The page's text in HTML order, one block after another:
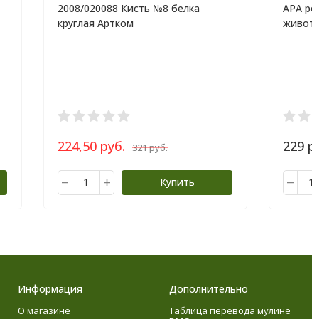
2008/020088 Кисть №8 белка
круглая Артком
224,50 руб. 321 руб.
Купить
APA
229
Информация
О магазине
Дополнительно
Таблица перевода мулине